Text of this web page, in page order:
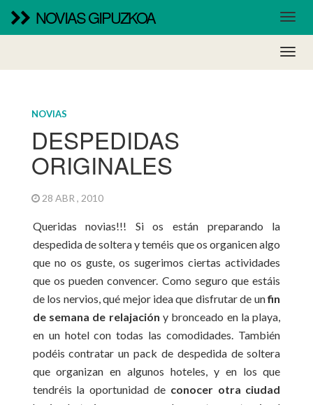
NOVIAS GIPUZKOA
NOVIAS
DESPEDIDAS
ORIGINALES
28 ABR , 2010
Queridas novias!!! Si os están preparando la
despedida de soltera y teméis que os organicen algo
que no os guste, os sugerimos ciertas actividades
que os pueden convencer. Como seguro que estáis
de los nervios, qué mejor idea que disfrutar de unfin
de semana de relajación y bronceado en la playa,
en un hotel con todas las comodidades. También
podéis contratar un pack de despedida de soltera
que organizan en algunos hoteles, y en los que
tendréis la oportunidad de conocer otra ciudad